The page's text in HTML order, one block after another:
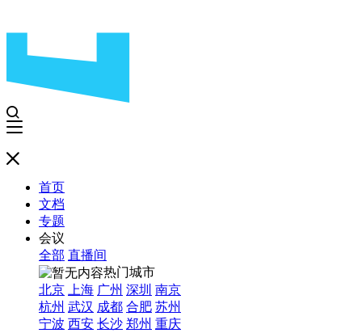
首页
文档
专题
会议
全部 直播间
热门城市
北京
上海 广州 深圳 南京
杭州 武汉 成都 合肥 苏州
宁波 西安 长沙 郑州 重庆